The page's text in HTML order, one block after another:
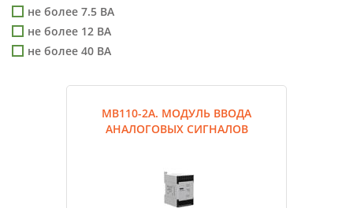
не более 7.5 ВА
не более 12 ВА
не более 40 ВА
МВ110-2А. МОДУЛЬ ВВОДА
АНАЛОГОВЫХ СИГНАЛОВ